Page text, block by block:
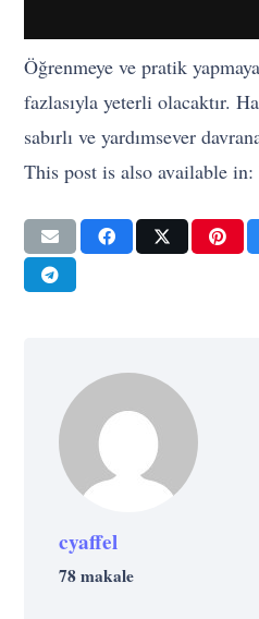
Öğrenmeye ve pratik
fazlasıyla yeterli olacaktır.
sabırlı ve yardımsever
This post is also available in:
cyaffel
78 makale
GELIŞIM